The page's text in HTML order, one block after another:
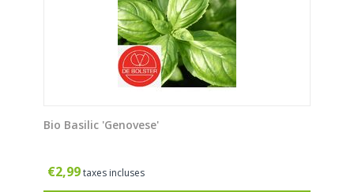
Bio Basilic 'Genovese'
€2,99taxes incluses